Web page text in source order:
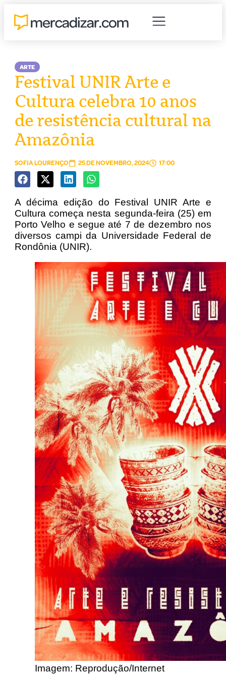
ARTE
Festival UNIR Arte e
Cultura celebra 10 anos
de resistência cultural na
Amazônia
SOFIA LOURENÇO 25 DE NOVEMBRO, 2024 17:00
A décima edição do Festival UNIR Arte e
Cultura começa nesta segunda-feira (25) em
Porto Velho e segue até 7 de dezembro nos
diversos campi da Universidade Federal de
Rondônia (UNIR).
Imagem: Reprodução/Internet